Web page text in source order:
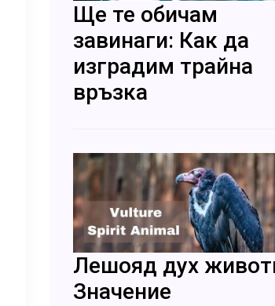
Ще те обичам
завинаги: Как да
изградим трайна
връзка
Лешояд дух
Значение